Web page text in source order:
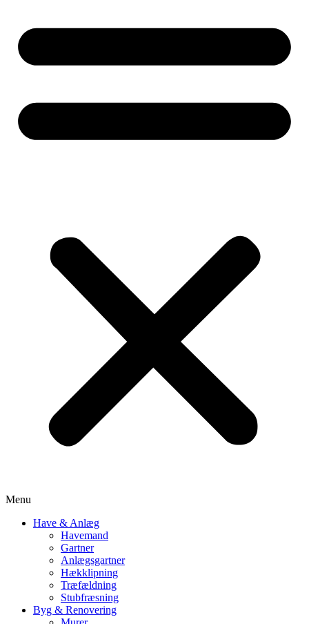
Menu
Have & Anlæg
Havemand
Gartner
Anlægsgartner
Hækklipning
Træfældning
Stubfræsning
Byg & Renovering